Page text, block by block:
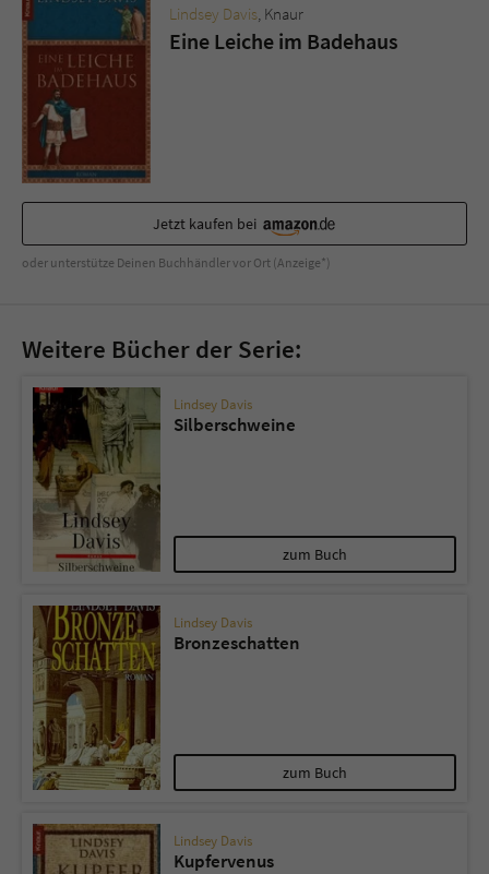
Lindsey Davis, Knaur
Eine Leiche im Badehaus
Jetzt kaufen bei
oder unterstütze Deinen Buchhändler vor Ort (Anzeige*)
Weitere Bücher der Serie:
Lindsey Davis
Silberschweine
zum Buch
Lindsey Davis
Bronzeschatten
zum Buch
Lindsey Davis
Kupfervenus